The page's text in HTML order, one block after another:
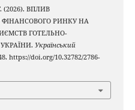
(2026). ВПЛИВ
РИНКУ НА
ГОТЕЛЬНО-
Український
https://doi.org/10.32782/2786-